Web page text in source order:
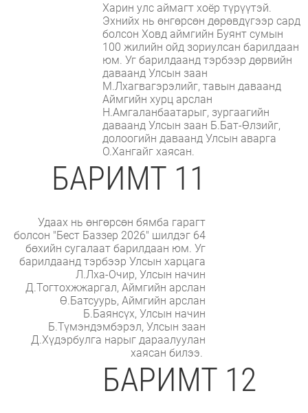
Харин улс аймагт хоёр түрүүтэй.
Эхнийх нь өнгөрсөн дөрөвдүгээр сард
болсон Ховд аймгийн Буянт сумын
100 жилийн ойд зориулсан барилдаан
юм. Уг барилдаанд тэрбээр дөрвийн
даваанд Улсын заан
М.Лхагвагэрэлийг, тавын даваанд
Аймгийн хурц арслан
Н.Амгаланбаатарыг, зургаагийн
даваанд Улсын заан Б.Бат-Өлзийг,
долоогийн даваанд Улсын аварга
О.Хангайг хаясан.
БАРИМТ 11
Удаах нь өнгөрсөн бямба гарагт
болсон "Бест Баззер 2026" шилдэг 64
бөхийн сугалаат барилдаан юм. Уг
барилдаанд тэрбээр Улсын харцага
Л.Лха-Очир, Улсын начин
Д.Тогтохжжаргал, Аймгийн арслан
Ө.Батсуурь, Аймгийн арслан
Б.Баянсүх, Улсын начин
Б.Түмэндэмбэрэл, Улсын заан
Д.Хүдэрбулга нарыг дараалуулан
хаясан билээ.
БАРИМТ 12